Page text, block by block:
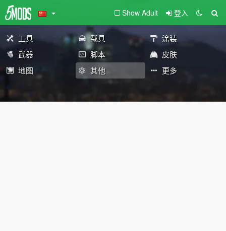
Show Adult 登入
工具 载具
涂装
武器
脚本
皮肤
地图
其他 更多